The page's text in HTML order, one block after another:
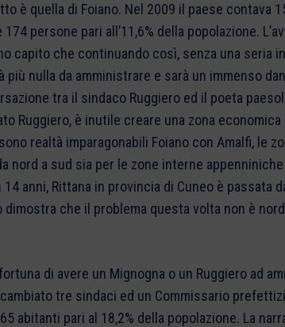
è quella di Foiano. Nel 2009 il paese contava
persone pari all’11,6% della popolazione.
capito che continuando così, senza una seria
nulla da amministrare e sarà un immenso
tra il sindaco Ruggiero ed il poeta
Ruggiero, è inutile creare una zona
realtà imparagonabili Foiano con Amalfi, le
nord a sud sia per le zone interne
anni, Rittana in provincia di Cuneo è passata
dimostra che il problema questa volta non è
di avere un Mignogna o un Ruggiero ad
tre sindaci ed un Commissario
abitanti pari al 18,2% della popolazione. La